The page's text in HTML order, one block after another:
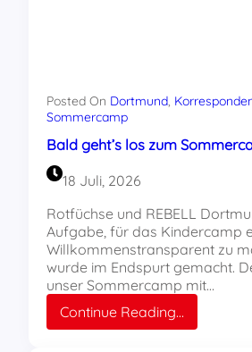
Posted On Dortmund
Sommercamp
Bald geht’s los zum
18 Juli, 2026
Rotfüchse und REBELL
Aufgabe, für das Kindercamp
Willkommenstransparent zu
wurde im Endspurt gemacht.
unser Sommercamp mit…
Continue Reading…
Bald